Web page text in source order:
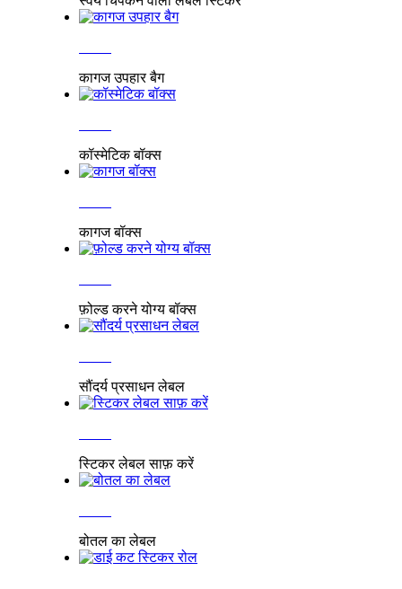
कागज उपहार बैग
कॉस्मेटिक बॉक्स
कागज बॉक्स
फ़ोल्ड करने योग्य बॉक्स
सौंदर्य प्रसाधन लेबल
स्टिकर लेबल साफ़ करें
बोतल का लेबल